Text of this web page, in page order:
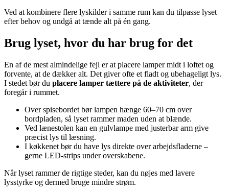
Ved at kombinere flere lyskilder i samme rum kan du tilpasse lyset
efter behov og undgå at tænde alt på én gang.
Brug lyset, hvor du har brug for det
En af de mest almindelige fejl er at placere lamper midt i loftet og
forvente, at de dækker alt. Det giver ofte et fladt og ubehageligt lys.
I stedet bør du placere lamper tættere på de aktiviteter, der
foregår i rummet.
Over spisebordet bør lampen hænge 60–70 cm over
bordpladen, så lyset rammer maden uden at blænde.
Ved lænestolen kan en gulvlampe med justerbar arm give
præcist lys til læsning.
I køkkenet bør du have lys direkte over arbejdsfladerne –
gerne LED-strips under overskabene.
Når lyset rammer de rigtige steder, kan du nøjes med lavere
lysstyrke og dermed bruge mindre strøm.